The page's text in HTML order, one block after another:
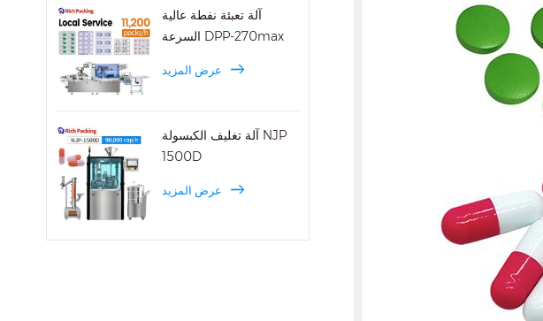
آلة تعبئة نفطة عالية
السرعة DPP-270max
عرض المزيد
آلة تغليف الكبسولة NJP
1500D
عرض المزيد